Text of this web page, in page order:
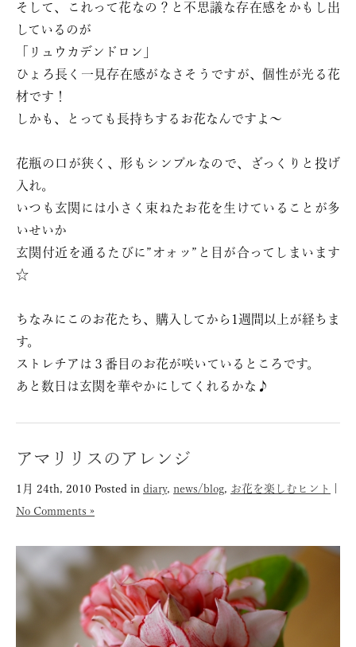
そして、これって花なの？と不思議な存在感をかもし出
しているのが
「リュウカデンドロン」
ひょろ長く一見存在感がなさそうですが、個性が光る花
材です！
しかも、とっても長持ちするお花なんですよ～
花瓶の口が狭く、形もシンプルなので、ざっくりと投げ
入れ。
いつも玄関には小さく束ねたお花を生けていることが多
いせいか
玄関付近を通るたびに”オォッ”と目が合ってしまいます
☆
ちなみにこのお花たち、購入してから1週間以上が経ちま
す。
ストレチアは３番目のお花が咲いているところです。
あと数日は玄関を華やかにしてくれるかな♪
アマリリスのアレンジ
1月 24th, 2010 Posted in diary, news/blog, お花を楽しむヒント
No Comments »